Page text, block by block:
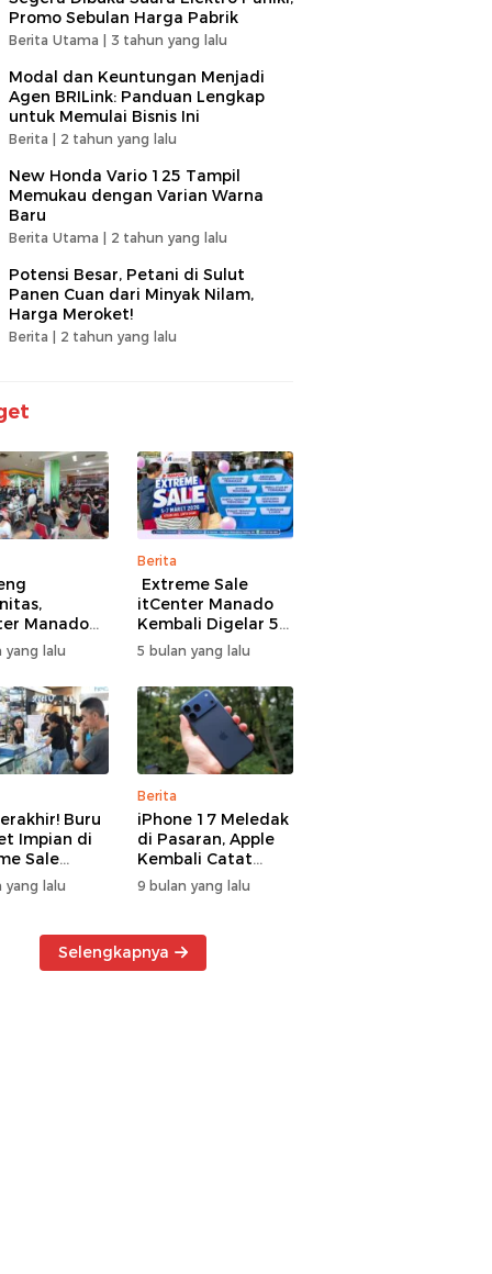
Promo Sebulan Harga Pabrik
Berita Utama | 3 tahun yang lalu
Modal dan Keuntungan Menjadi
Agen BRILink: Panduan Lengkap
untuk Memulai Bisnis Ini
Berita | 2 tahun yang lalu
New Honda Vario 125 Tampil
Memukau dengan Varian Warna
Baru
Berita Utama | 2 tahun yang lalu
Potensi Besar, Petani di Sulut
Panen Cuan dari Minyak Nilam,
Harga Meroket!
Berita | 2 tahun yang lalu
Manado
Gelar
Offline
60 Tim
yang lalu
Berita
Extreme Sale
itCenter Manado
Kembali Digelar 5–
7 Maret 2026,
iPhone 17 Pro Max
Diskon hingga
Rp1,75 Juta
5 bulan yang lalu
Buru
Impian di
Sale
Manado
yang lalu
Berita
iPhone 17 Meledak
di Pasaran, Apple
Kembali Catat
Rekor Cuan Global
9 bulan yang lalu
Selengkapnya